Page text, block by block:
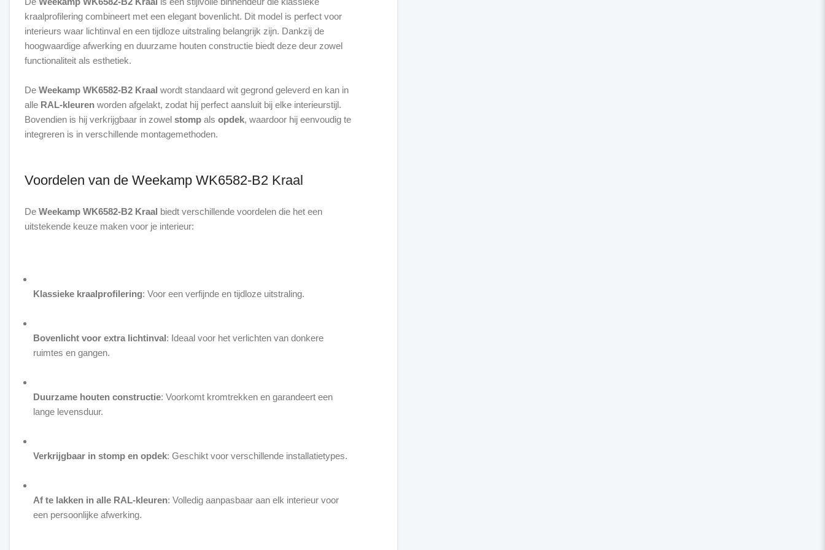
kraalprofilering combineert met een elegant bovenlicht. Dit model is perfect voor
interieurs waar lichtinval en een tijdloze uitstraling belangrijk zijn. Dankzij de
hoogwaardige afwerking en duurzame houten constructie biedt deze deur zowel
functionaliteit als esthetiek.
De Weekamp WK6582-B2 Kraal wordt standaard wit gegrond geleverd en kan in
alle RAL-kleuren worden afgelakt, zodat hij perfect aansluit bij elke interieurstijl.
Bovendien is hij verkrijgbaar in zowel stomp als opdek, waardoor hij eenvoudig te
integreren is in verschillende montagemethoden.
Voordelen van de Weekamp WK6582-B2 Kraal
De Weekamp WK6582-B2 Kraal biedt verschillende voordelen die het een
uitstekende keuze maken voor je interieur:
Klassieke kraalprofilering: Voor een verfijnde en tijdloze uitstraling.
Bovenlicht voor extra lichtinval: Ideaal voor het verlichten van donkere
ruimtes en gangen.
Duurzame houten constructie: Voorkomt kromtrekken en garandeert een
lange levensduur.
Verkrijgbaar in stomp en opdek: Geschikt voor verschillende installatietypes.
Af te lakken in alle RAL-kleuren: Volledig aanpasbaar aan elk interieur voor
een persoonlijke afwerking.